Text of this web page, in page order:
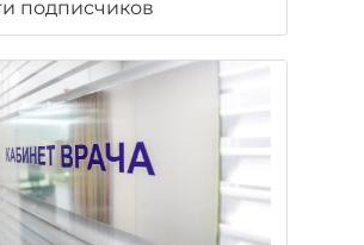
подписчиков